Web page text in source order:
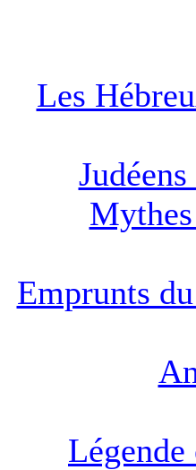
Les
Emprunts